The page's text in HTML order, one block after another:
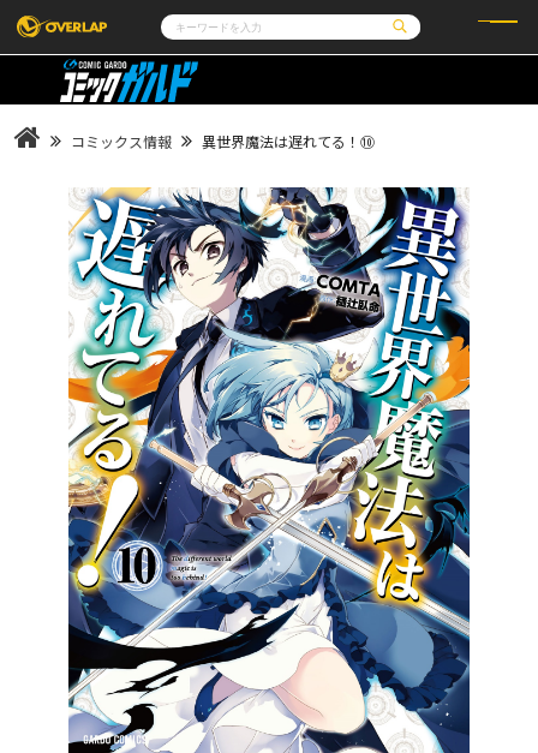
コミック
LiQulle
ライトノベル
ノベルスf
ポケットモンスター
アニメ
ゲーム
オーバーラップ広報室
企業
会社概要
採用情報
アクセス
オーバーラップホールディングス
お問い合わせはこちら
オーバーラップ文庫
オーバーラップノベルス
オーバーラップノベルスf
ロサージュノベルス
コミックガルド
コミックス情報 異世界魔法は遅れてる！⑩